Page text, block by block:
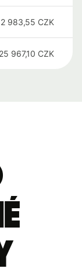
983,55 CZK
25 967,10 CZK